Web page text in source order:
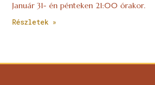
Január 31- én pénteken 21:00 órakor.
Részletek »